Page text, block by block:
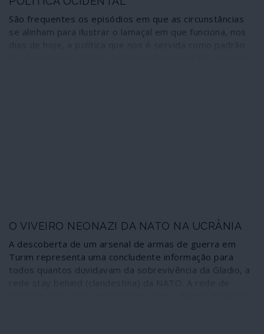
São frequentes os episódios em que as circunstâncias
se alinham para ilustrar o lamaçal em que funciona, nos
O VIVEIRO NEONAZI DA NATO NA UCRÂNIA
A descoberta de um arsenal de armas de guerra em
Turim representa uma concludente informação para
todos quantos duvidavam da sobrevivência da Gladio, a